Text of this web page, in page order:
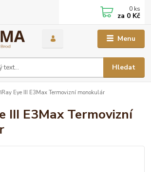
Menu
Hledat
0 ks
za 0 Kč
Eye III E3Max Termovizní monokulár
III E3Max Termovizní